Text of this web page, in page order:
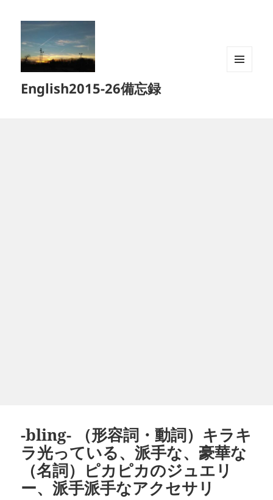
English2015-26備忘録
-bling- （形容詞・動詞）キラキ
ラ光っている、派手な、豪華な
（名詞）ピカピカのジュエリ
ー、派手派手なアクセサリ